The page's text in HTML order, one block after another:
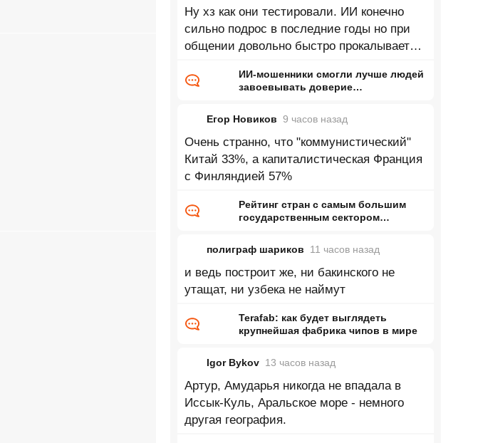
Ну хз как они тестировали. ИИ конечно
сильно подрос в последние годы но при
общении довольно быстро прокалывается.
ИИ-мошенники смогли лучше людей
завоевывать доверие
Егор Новиков 9 часов назад
Очень странно, что "коммунистический"
Китай 33%, а капиталистическая Франция
с Финляндией 57%
Рейтинг стран с самым большим
государственным сектором
полиграф шариков
11 часов назад
и ведь построит же, ни бакинского не
утащат, ни узбека не наймут
Terafab: как будет выглядеть
крупнейшая фабрика чипов в мире
Igor Bykov 13 часов назад
Артур, Амударья никогда не впадала в
Иссык-Куль, Аральское море - немного
другая география.